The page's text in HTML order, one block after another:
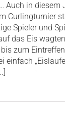
Auch in diesem
Curlingturnier
Spieler und
das Eis
zum
einfach